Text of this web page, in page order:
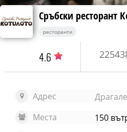
Сръбски ресторант
ресторанти
4.6
Адрес
Места
150